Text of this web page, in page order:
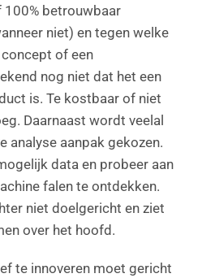
betrouwbaar
niet) en tegen welke
of een
nog niet dat het een
is. Te kostbaar of niet
Daarnaast wordt veelal
analyse aanpak gekozen.
data en probeer aan
falen te ontdekken.
niet doelgericht en ziet
over het hoofd.
te innoveren moet gericht